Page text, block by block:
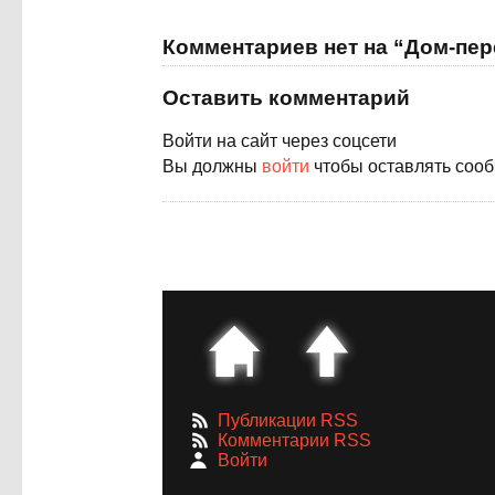
Комментариев нет на “Дом-
Оставить комментарий
Войти на сайт через соцсети
Вы должны войти чтобы оставлять
Публикации RSS
Комментарии RSS
Войти